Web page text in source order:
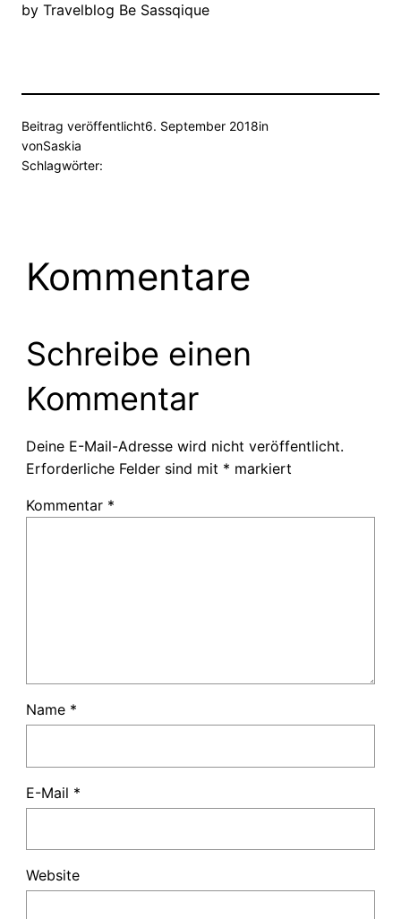
by Travelblog Be Sassqique
Beitrag veröffentlicht6. September 2018in
vonSaskia
Schlagwörter:
Kommentare
Schreibe einen
Kommentar
Deine E-Mail-Adresse wird nicht veröffentlicht.
Erforderliche Felder sind mit * markiert
Kommentar *
Name *
E-Mail *
Website